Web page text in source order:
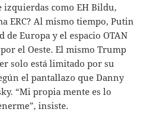
izquierdas como EH Bildu,
ERC? Al mismo tiempo, Putin
de Europa y el espacio OTAN
el Oeste. El mismo Trump
solo está limitado por su
el pantallazo que Danny
“Mi propia mente es lo
insiste.